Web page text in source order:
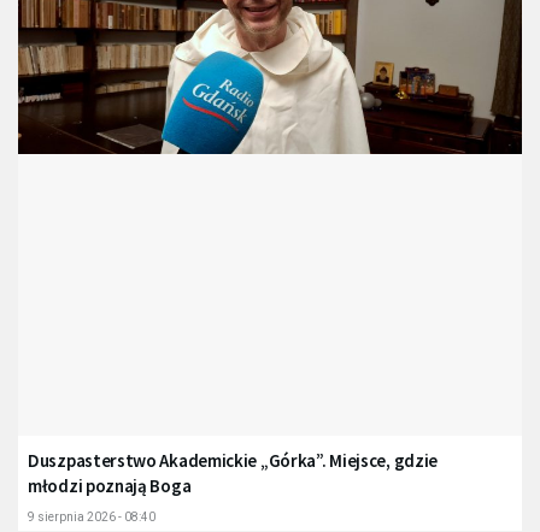
Duszpasterstwo Akademickie „Górka”. Miejsce, gdzie
młodzi poznają Boga
9 sierpnia 2026 - 08:40